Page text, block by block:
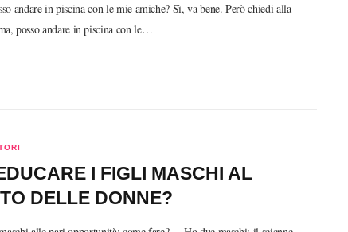
andare in piscina con le mie amiche? Sì, va bene. Però chiedi alla
posso andare in piscina con le…
I FIGLI MASCHI AL
DELLE DONNE?